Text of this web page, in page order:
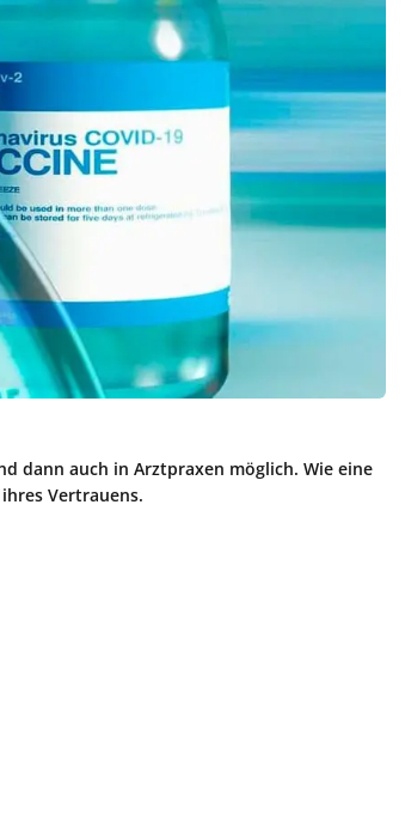
dann auch in Arztpraxen möglich. Wie eine
Vertrauens.